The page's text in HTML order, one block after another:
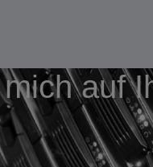
auf